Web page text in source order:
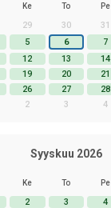
Ke To Pe
29 30 31
5 6 7
12 13 14
19 20 21
26 27 28
2 3 4
Syyskuu 2026
Ke To Pe
2 3 4